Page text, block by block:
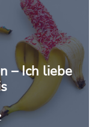
– Ich liebe